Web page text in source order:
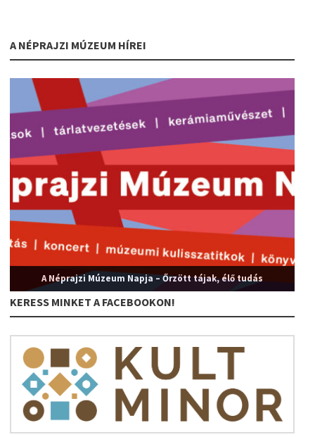
A NÉPRAJZI MÚZEUM HÍREI
A Néprajzi Múzeum Napja – Őrzött tájak, élő tudás
KERESS MINKET A FACEBOOKON!